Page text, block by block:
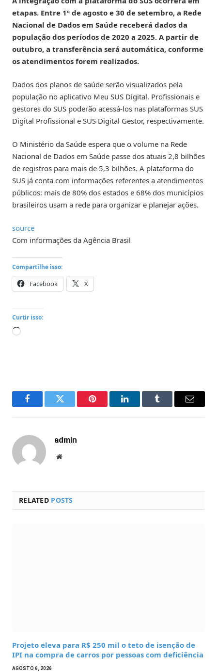
etapas. Entre 1º de agosto e 30 de setembro, a Rede
Nacional de Dados em Saúde receberá dados da
população dos períodos de 2020 a 2025. A partir de
outubro, a transferência será automática, conforme
os atendimentos forem realizados.
Dados dos planos de saúde serão visualizados pela
população no aplicativo Meu SUS Digital. Profissionais e
gestores do SUS poderão acessá-los nas plataformas SUS
Digital Profissional e SUS Digital Gestor, respectivamente.
O Ministério da Saúde espera que o volume na Rede
Nacional de Dados em Saúde passe dos atuais 2,8 bilhões
de registros para mais de 5,3 bilhões. A plataforma do
SUS já conta com informações referentes a atendimentos
públicos: mais de 80% dos estados e 68% dos municípios
brasileiros usam a rede para organizar e planejar ações.
source
Com informações da Agência Brasil
Compartilhe isso:
Facebook X
Curtir isso:
Carregando...
FacebookTwitter Pinterest LinkedInTumblr Email
admin
Website
RELATED POSTS
Projeto eleva para R$ 250 mil o teto de isenção de
IPI na compra de carros por pessoas com deficiência
AGOSTO 6, 2026